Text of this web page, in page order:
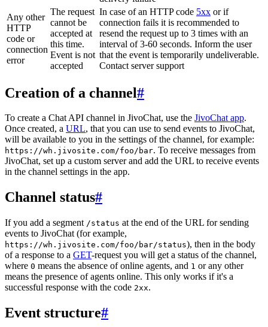
Any other
HTTP
code or
connection
error
The request
cannot be
accepted at
this time.
Event is not
accepted
In case of an HTTP code 5xx or if
connection fails it is recommended to
resend the request up to 3 times with an
interval of 3-60 seconds. Inform the user
that the event is temporarily undeliverable.
Contact server support
Creation of a channel#
To create a Chat API channel in JivoChat, use the JivoChat app.
Once created, a URL, that you can use to send events to JivoChat,
will be available to you in the settings of the channel, for example:
https://wh.jivosite.com/foo/bar. To receive messages from
JivoChat, set up a custom server and add the URL to receive events
in the channel settings in the app.
Channel status#
If you add a segment /status at the end of the URL for sending
events to JivoChat (for example,
https://wh.jivosite.com/foo/bar/status), then in the body
of a response to a GET-request you will get a status of the channel,
where 0 means the absence of online agents, and 1 or any other
means the presence of agents online. This only works if it's a
successful response with the code 2xx.
Event structure#